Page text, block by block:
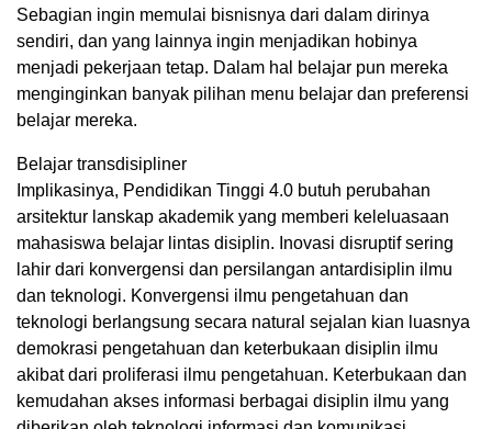
Sebagian ingin memulai bisnisnya dari dalam dirinya
sendiri, dan yang lainnya ingin menjadikan hobinya
menjadi pekerjaan tetap. Dalam hal belajar pun mereka
menginginkan banyak pilihan menu belajar dan preferensi
belajar mereka.
Belajar transdisipliner
Implikasinya, Pendidikan Tinggi 4.0 butuh perubahan
arsitektur lanskap akademik yang memberi keleluasaan
mahasiswa belajar lintas disiplin. Inovasi disruptif sering
lahir dari konvergensi dan persilangan antardisiplin ilmu
dan teknologi. Konvergensi ilmu pengetahuan dan
teknologi berlangsung secara natural sejalan kian luasnya
demokrasi pengetahuan dan keterbukaan disiplin ilmu
akibat dari proliferasi ilmu pengetahuan. Keterbukaan dan
kemudahan akses informasi berbagai disiplin ilmu yang